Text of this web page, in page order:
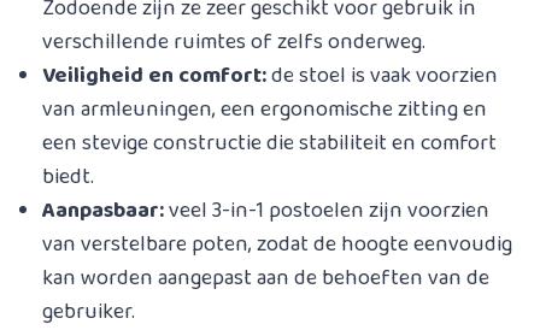
Zodoende zijn ze zeer geschikt voor gebruik in
verschillende ruimtes of zelfs onderweg.
Veiligheid en comfort:de stoel is vaak voorzien
van armleuningen, een ergonomische zitting en
een stevige constructie die stabiliteit en comfort
biedt.
Aanpasbaar:veel 3-in-1 postoelen zijn voorzien
van verstelbare poten, zodat de hoogte eenvoudig
kan worden aangepast aan de behoeften van de
gebruiker.